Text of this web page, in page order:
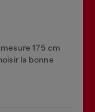
175 cm
la bonne